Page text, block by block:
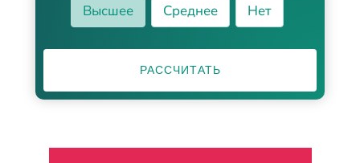
Высшее
Среднее Нет
РАССЧИТАТЬ